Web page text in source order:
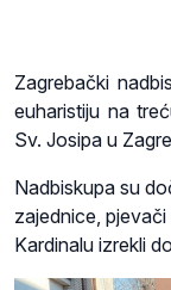
Zagrebački
euharistiju na
Sv. Josipa u
Nadbiskupa su
zajednice,
Kardinalu izrekli